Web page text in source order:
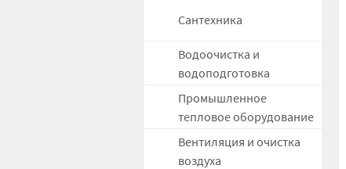
Сантехника
Водоочистка и
водоподготовка
Промышленное
тепловое оборудование
Вентиляция и очистка
воздуха